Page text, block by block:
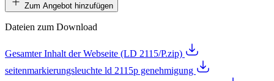
Zum Angebot hinzufügen
Dateien zum Download
Gesamter Inhalt der Webseite (LD 2115/P.zip)
seitenmarkierungsleuchte ld 2115p genehmigung